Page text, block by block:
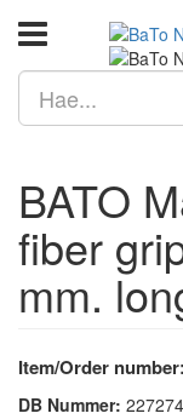
BATO
fiber
mm.
Item/Order
DB Nummer: